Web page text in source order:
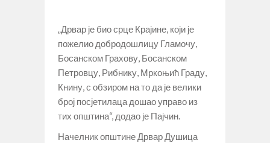
„Дрвар је био срце Крајине, који је
пожелио добродошлицу Гламочу,
Босанском Грахову, Босанском
Петровцу, Рибнику, Мркоњић Граду,
Книну, с обзиром на то да је велики
број посјетилаца дошао управо из
тих општина“, додао је Пајчин.
Начелник општине Дрвар Душица